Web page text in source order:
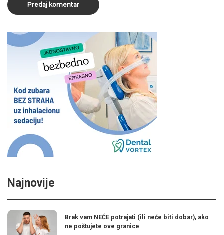
Najnovije
Brak vam NEĆE potrajati (ili neće biti dobar), ako
ne poštujete ove granice